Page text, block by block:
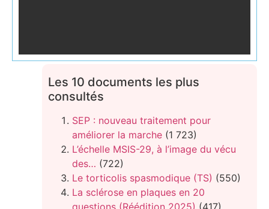
Les 10 documents les plus
consultés
SEP : nouveau traitement pour
améliorer la marche (1 723)
L’échelle MSIS-29, à l’image du vécu
des… (722)
Le torticolis spasmodique (TS) (550)
La sclérose en plaques en 20
questions (Réédition 2025) (417)